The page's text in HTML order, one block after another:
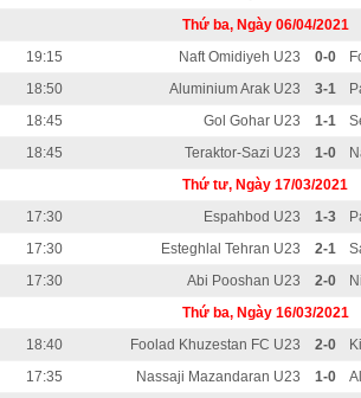
Thứ ba, Ngày 06/04/2021
19:15
Naft Omidiyeh U23 0-0
18:50
Aluminium Arak U23 3-1
18:45
Gol Gohar U23 1-1
18:45
Teraktor-Sazi U23 1-0
Thứ tư, Ngày 17/03/2021
17:30
Espahbod U23 1-3
17:30
Esteghlal Tehran U23 2-1
17:30
Abi Pooshan U23 2-0
Thứ ba, Ngày 16/03/2021
18:40
Foolad Khuzestan FC U23 2-0
17:35
Nassaji Mazandaran U23 1-0